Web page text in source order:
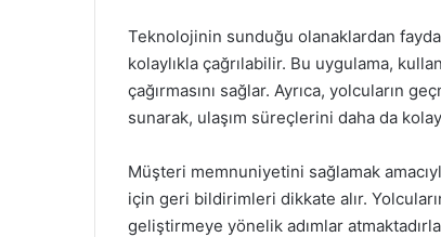
Teknolojinin sunduğu olanaklardan
kolaylıkla çağrılabilir. Bu uygulama,
çağırmasını sağlar. Ayrıca, yolcuların
sunarak, ulaşım süreçlerini daha da
Müşteri memnuniyetini sağlamak
için geri bildirimleri dikkate alır.
geliştirmeye yönelik adımlar